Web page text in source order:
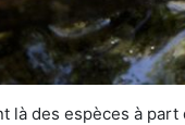
là des espèces à